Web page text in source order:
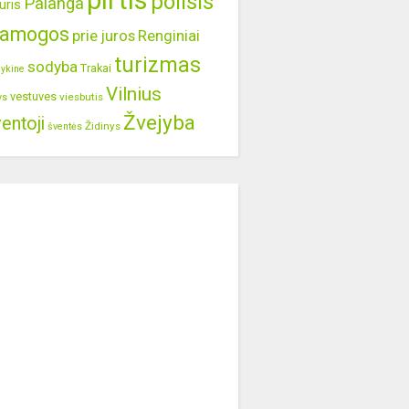
prie juros Renginiai
sodyba Trakai turizmas
vestuves viesbutis Vilnius
šventės Židinys Žvejyba